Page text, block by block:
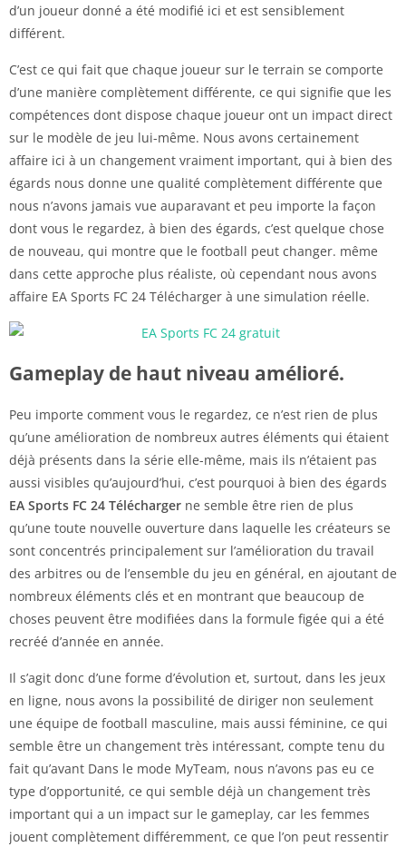
d’un joueur donné a été modifié ici et est sensiblement
différent.
C’est ce qui fait que chaque joueur sur le terrain se comporte
d’une manière complètement différente, ce qui signifie que les
compétences dont dispose chaque joueur ont un impact direct
sur le modèle de jeu lui-même. Nous avons certainement
affaire ici à un changement vraiment important, qui à bien des
égards nous donne une qualité complètement différente que
nous n’avons jamais vue auparavant et peu importe la façon
dont vous le regardez, à bien des égards, c’est quelque chose
de nouveau, qui montre que le football peut changer. même
dans cette approche plus réaliste, où cependant nous avons
affaire EA Sports FC 24 Télécharger à une simulation réelle.
Gameplay de haut niveau amélioré.
Peu importe comment vous le regardez, ce n’est rien de plus
qu’une amélioration de nombreux autres éléments qui étaient
déjà présents dans la série elle-même, mais ils n’étaient pas
aussi visibles qu’aujourd’hui, c’est pourquoi à bien des égards
EA Sports FC 24 Télécharger ne semble être rien de plus
qu’une toute nouvelle ouverture dans laquelle les créateurs se
sont concentrés principalement sur l’amélioration du travail
des arbitres ou de l’ensemble du jeu en général, en ajoutant de
nombreux éléments clés et en montrant que beaucoup de
choses peuvent être modifiées dans la formule figée qui a été
recréé d’année en année.
Il s’agit donc d’une forme d’évolution et, surtout, dans les jeux
en ligne, nous avons la possibilité de diriger non seulement
une équipe de football masculine, mais aussi féminine, ce qui
semble être un changement très intéressant, compte tenu du
fait qu’avant Dans le mode MyTeam, nous n’avons pas eu ce
type d’opportunité, ce qui semble déjà un changement très
important qui a un impact sur le gameplay, car les femmes
jouent complètement différemment, ce que l’on peut ressentir